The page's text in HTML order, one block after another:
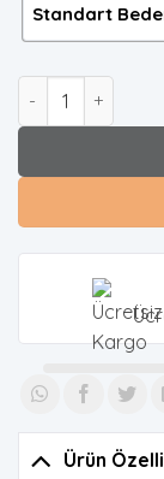
Standart
Ürün